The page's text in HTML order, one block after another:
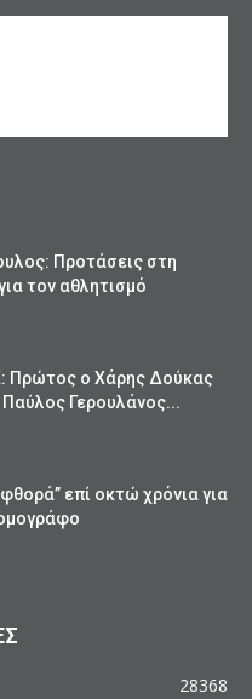
Προτάσεις στη
τον αθλητισμό
Πρώτος ο Χάρης Δούκας
Γερουλάνος...
επί οκτώ χρόνια για
28368